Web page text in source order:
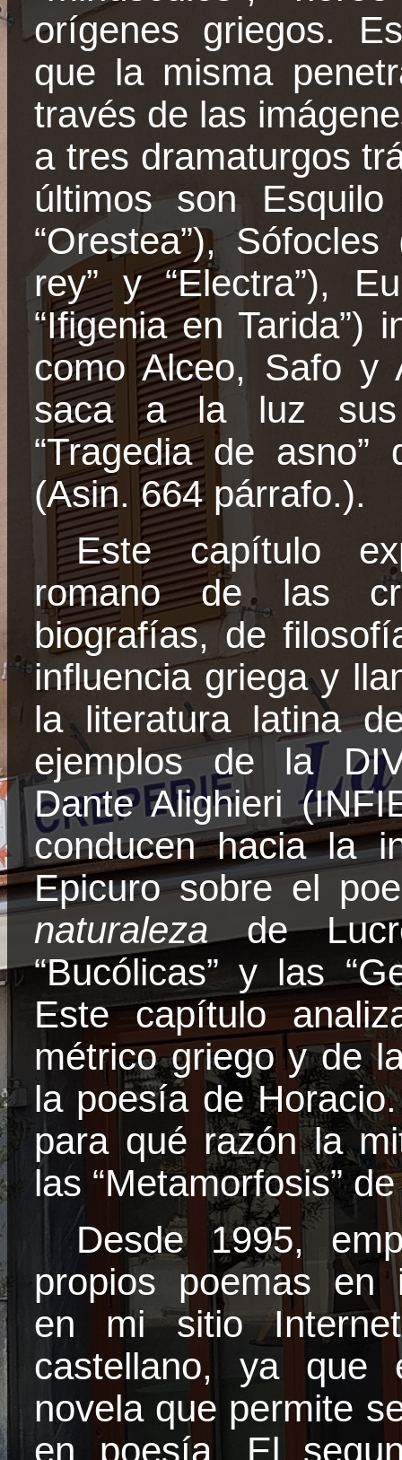
orígenes griegos.
que la misma
través de las
a tres dramaturgos
últimos son Esquilo
“Orestea”), Sófocles
rey” y “Electra”),
“Ifigenia en Tarida”)
como Alceo, Safo y
saca a la luz sus
“Tragedia de asno”
(Asin. 664 párrafo.).
Este capítulo
romano de las
biografías, de
influencia griega y
la literatura latina
ejemplos de la
Dante Alighieri
conducen hacia la
Epicuro sobre el
naturalezade
“Bucólicas” y las
Este capítulo
métrico griego y de
la poesía de
para qué razón la
las “Metamorfosis”
Desde 1995,
propios poemas en
en mi sitio
castellano, ya que
novela que permite
en poesía. El